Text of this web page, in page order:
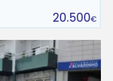
20.500€